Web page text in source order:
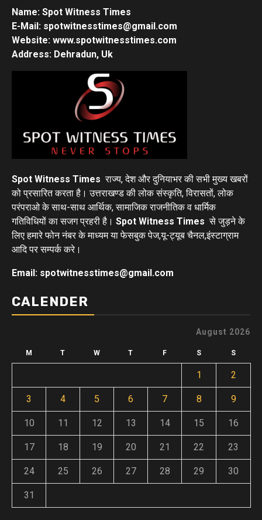
Name: Spot Witness Times
E-Mail: spotwitnesstimes@gmail.com
Website: www.spotwitnesstimes.com
Address: Dehradun, Uk
Spot Witness Times राज्य, देश और दुनियाभर की सभी मुख्य खबरों
को प्रसारित करता है। उत्तराखण्ड की लोक संस्कृति, विरासतों, लोक
परंपराओ के साथ-साथ आर्थिक, सामाजिक राजनीतिक व धार्मिक
गतिविधियों का सजग प्रहरी है। Spot Witness Times से जुड़ने के
लिए हमारे फोन नंबर के माध्यम या फेसबुक पेज,यू-ट्यूब चैनल,इंस्टाग्राम
आदि पर सम्पर्क करे।
Email: spotwitnesstimes@gmail.com
CALENDER
August 2026
M T W T F S S
1 2
3 4 5 6 7 8 9
10 11 12 13 14 15 16
17 18 19 20 21 22 23
24 25 26 27 28 29 30
31